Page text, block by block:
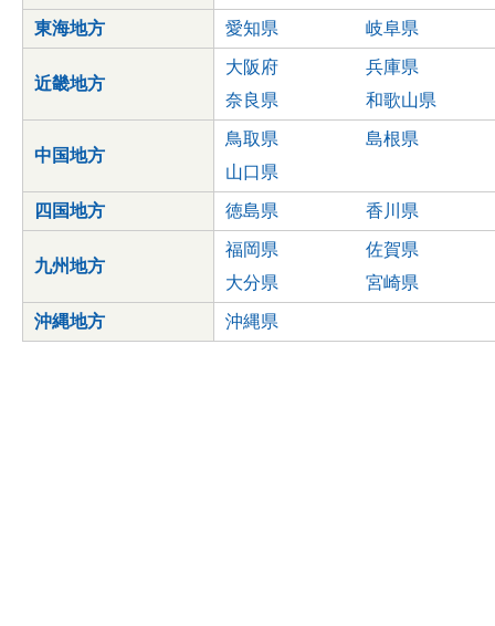
東海地方 愛知県 岐阜県
近畿地方
大阪府
兵庫県
奈良県
和歌山県
中国地方
鳥取県
島根県
山口県
四国地方 徳島県 香川県
九州地方
福岡県
佐賀県
大分県
宮崎県
沖縄地方 沖縄県